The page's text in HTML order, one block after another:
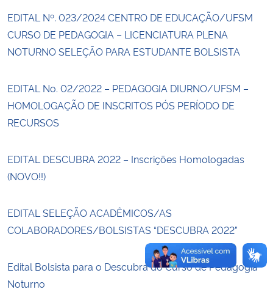
Ministério do Desenvolvimento Regional
Controladoria-Geral da União
Gabinete de Segurança Institucional
Advocacia-Geral da União
EDITAL Nº. 023/2024 CENTRO DE EDUCAÇÃO/UFSM
CURSO DE PEDAGOGIA – LICENCIATURA PLENA
NOTURNO SELEÇÃO PARA ESTUDANTE BOLSISTA
EDITAL No. 02/2022 – PEDAGOGIA DIURNO/UFSM –
HOMOLOGAÇÃO DE INSCRITOS PÓS PERÍODO DE
RECURSOS
EDITAL DESCUBRA 2022 – Inscrições Homologadas
(NOVO!!)
EDITAL SELEÇÃO ACADÊMICOS/AS
COLABORADORES/BOLSISTAS “DESCUBRA 2022”
Edital Bolsista para o Descubra do Curso de Pedagogia
Noturno